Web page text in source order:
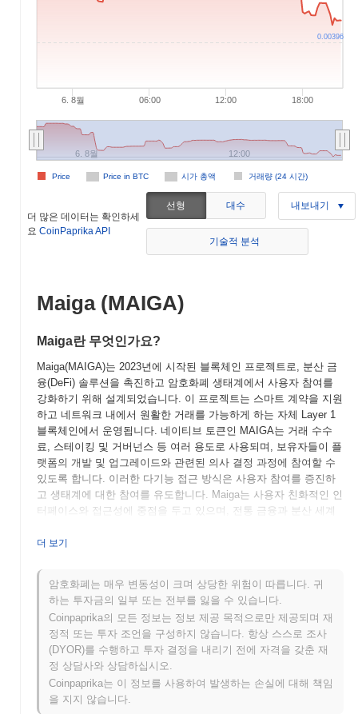
6. 8월 06:00 12:00 18:00
Price in BTC 시가 총액 거래량 (24 시간)
Price
6. 8월 12:00
0.00396
더 많은 데이터는 확인하세
요 CoinPaprika API
선형 대수 내보내기
기술적 분석
Maiga (MAIGA)
Maiga란 무엇인가요?
Maiga(MAIGA)는 2023년에 시작된 블록체인 프로젝트로, 분산 금
융(DeFi) 솔루션을 촉진하고 암호화폐 생태계에서 사용자 참여를
강화하기 위해 설계되었습니다. 이 프로젝트는 스마트 계약을 지원
하고 네트워크 내에서 원활한 거래를 가능하게 하는 자체 Layer 1
블록체인에서 운영됩니다. 네이티브 토큰인 MAIGA는 거래 수수
료, 스테이킹 및 거버넌스 등 여러 용도로 사용되며, 보유자들이 플
랫폼의 개발 및 업그레이드와 관련된 의사 결정 과정에 참여할 수
있도록 합니다. 이러한 다기능 접근 방식은 사용자 참여를 증진하
고 생태계에 대한 참여를 유도합니다. Maiga는 사용자 친화적인 인
터페이스와 접근성에 중점을 두고 있으며, 전통 금융과 분산 세계
헌신은 Maiga를 진화하는 DeFi 환경에서 중요한 플레이어로 자리
두를 대상으로 합니다.
Maiga는 언제 어떻게 시작되었나요?
Maiga는 2021년 3월에 창립 팀이 프로젝트의 비전과 기술적 프레
임워크를 설명하는 백서를 발표하면서 시작되었습니다. 이 프로젝
트는 2021년 6월에 테스트넷을 출시하여 개발자와 초기 사용자들
계를 거친 후, Maiga는 2021년 12월에 메인넷을 출시하여 블록체
인 생태계에 공식적으로 진입했습니다. 초기 개발은 사용자 참여를
더 보기
암호화폐는 매우 변동성이 크며 상당한 위험이 따릅니다. 귀
하는 투자금의 일부 또는 전부를 잃을 수 있습니다.
Coinpaprika의 모든 정보는 정보 제공 목적으로만 제공되며 재
정적 또는 투자 조언을 구성하지 않습니다. 항상 스스로 조사
(DYOR)를 수행하고 투자 결정을 내리기 전에 자격을 갖춘 재
정 상담사와 상담하십시오.
Coinpaprika는 이 정보를 사용하여 발생하는 손실에 대해 책임
을 지지 않습니다.